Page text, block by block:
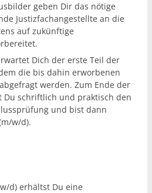
geben Dir das nötige
Justizfachangestellte an die
auf zukünftige
Dich der erste Teil der
die bis dahin erworbenen
werden. Zum Ende der
Du schriftlich und praktisch den
und bist dann
w/d).
d) erhältst Du eine